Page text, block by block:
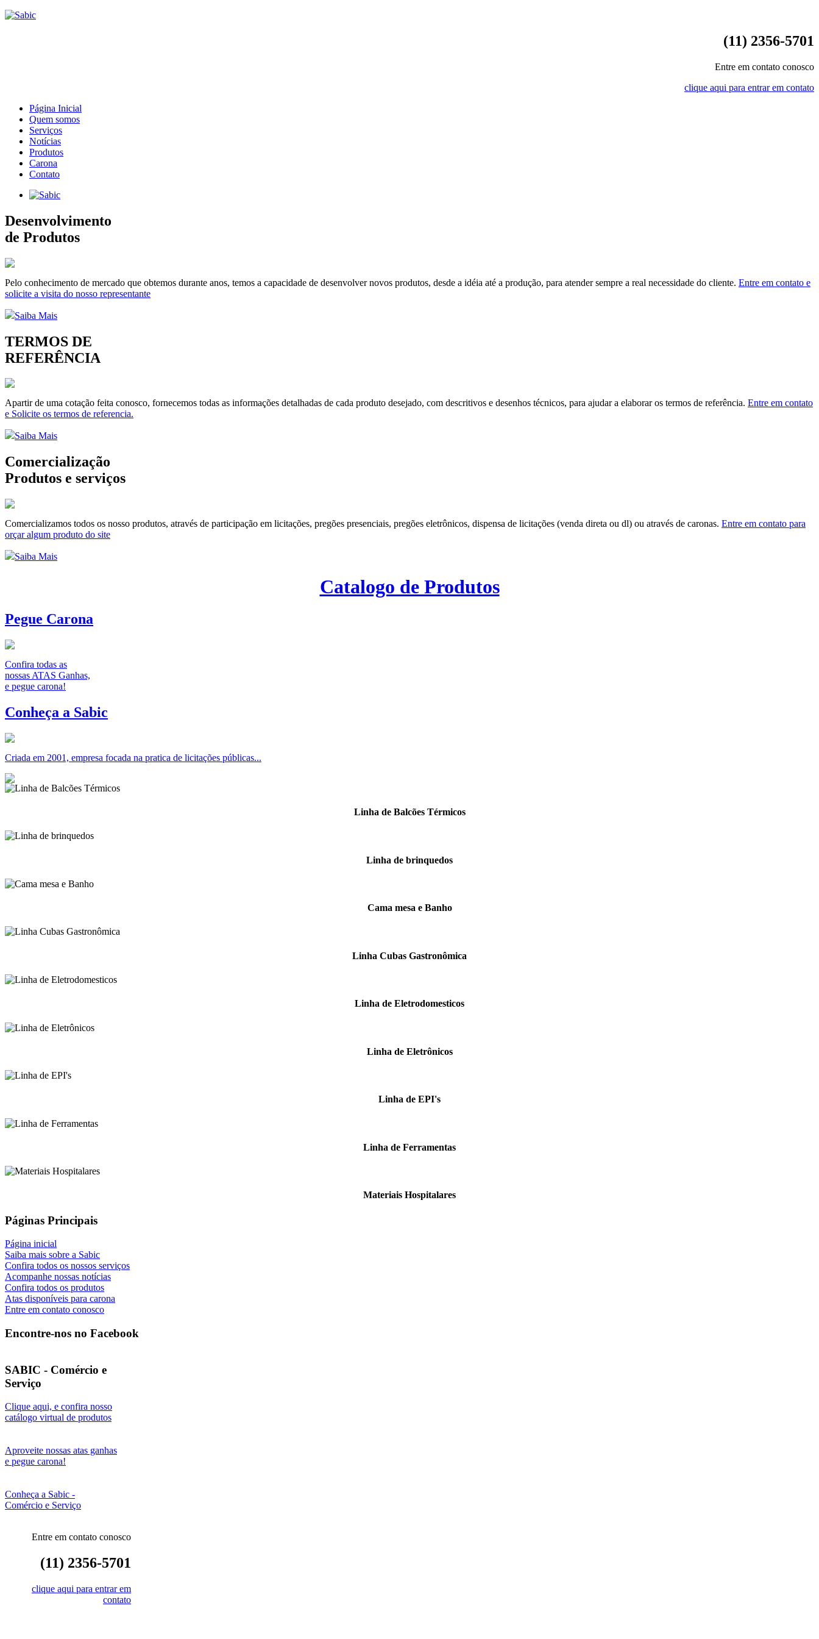
(11) 2356-5701
Entre em contato conosco
clique aqui para entrar em contato
Página Inicial
Quem somos
Serviços
Notícias
Produtos
Carona
Contato
Desenvolvimento
de Produtos
Pelo conhecimento de mercado que obtemos durante anos, temos a capacidade de desenvolver novos produtos, desde a idéia até a produção, para atender sempre a real necessidade do cliente. Entre em contato e
solicite a visita do nosso representante
Saiba Mais
TERMOS DE
REFERÊNCIA
Apartir de uma cotação feita conosco, fornecemos todas as informações detalhadas de cada produto desejado, com descritivos e desenhos técnicos, para ajudar a elaborar os termos de referência. Entre em contato
e Solicite os termos de referencia.
Saiba Mais
Comercialização
Produtos e serviços
Comercializamos todos os nosso produtos, através de participação em licitações, pregões presenciais, pregões eletrônicos, dispensa de licitações (venda direta ou dl) ou através de caronas. Entre em contato para
orçar algum produto do site
Saiba Mais
Catalogo de Produtos
Pegue Carona
Confira todas as
nossas ATAS Ganhas,
e pegue carona!
Conheça a Sabic
Criada em 2001, empresa focada na pratica de licitações públicas...
Linha de Balcões Térmicos
Linha de brinquedos
Cama mesa e Banho
Linha Cubas Gastronômica
Linha de Eletrodomesticos
Linha de Eletrônicos
Linha de EPI's
Linha de Ferramentas
Materiais Hospitalares
Páginas Principais
Página inicial
Saiba mais sobre a Sabic
Confira todos os nossos serviços
Acompanhe nossas notícias
Confira todos os produtos
Atas disponíveis para carona
Entre em contato conosco
Encontre-nos no Facebook
SABIC - Comércio e
Serviço
Clique aqui, e confira nosso
catálogo virtual de produtos
Aproveite nossas atas ganhas
e pegue carona!
Conheça a Sabic -
Comércio e Serviço
Entre em contato conosco
(11) 2356-5701
clique aqui para entrar em
contato